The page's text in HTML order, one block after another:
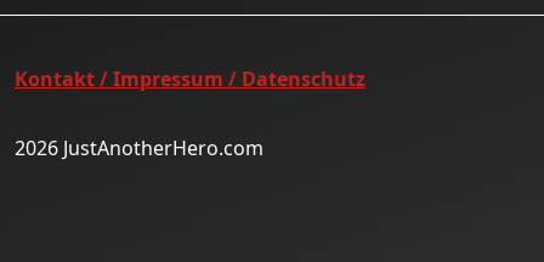
Kontakt / Impressum / Datenschutz
2026 JustAnotherHero.com